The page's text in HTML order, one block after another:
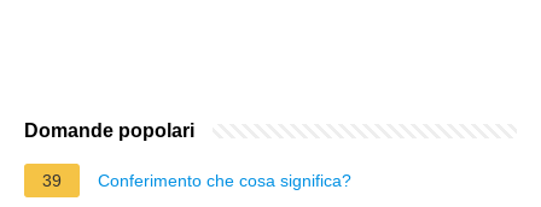
Domande popolari
39 Conferimento che cosa significa?